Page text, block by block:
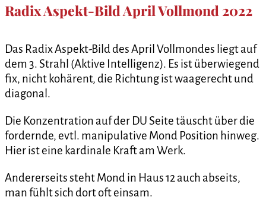
Radix Aspekt-Bild April Vollmond 2022
Das Radix Aspekt-Bild des April Vollmondes liegt auf
dem 3. Strahl (Aktive Intelligenz). Es ist überwiegend
fix, nicht kohärent, die Richtung ist waagerecht und
diagonal.
Die Konzentration auf der DU Seite täuscht über die
fordernde, evtl. manipulative Mond Position hinweg.
Hier ist eine kardinale Kraft am Werk.
Andererseits steht Mond in Haus 12 auch abseits,
man fühlt sich dort oft einsam.